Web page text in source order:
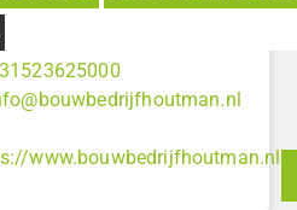
www.bouwbedrijfhoutman.nl